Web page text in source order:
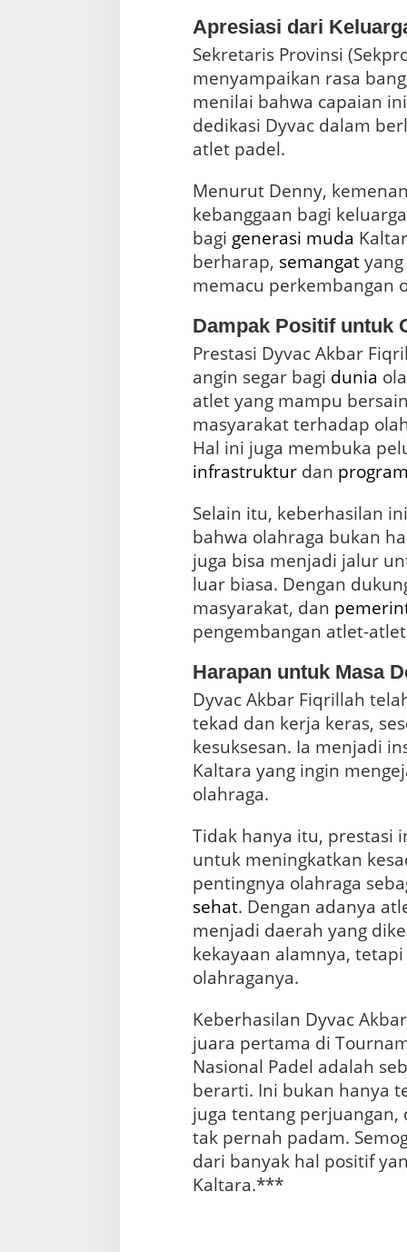
Apresiasi dari
Sekretaris Provinsi
menyampaikan rasa
menilai bahwa capaian
dedikasi Dyvac dalam
atlet padel.
Menurut Denny,
kebanggaan bagi
bagi generasi muda
berharap, semangatyang
memacu perkembangan
Dampak Positif untuk
Prestasi Dyvac Akbar
angin segar bagi dunia
atlet yang mampu
masyarakat terhadap
Hal ini juga membuka
infrastrukturdan program
Selain itu, keberhasilan
bahwa olahraga bukan
juga bisa menjadi jalur
luar biasa. Dengan
masyarakat, dan
pengembangan atlet-
Harapan untuk Masa
Dyvac Akbar Fiqrillah
tekad dan kerja keras,
kesuksesan. Ia menjadi
Kaltara yang ingin
olahraga.
Tidak hanya itu, prestasi
untuk meningkatkan
pentingnya olahraga
sehat. Dengan adanya
menjadi daerah yang
kekayaan alamnya,
olahraganya.
Keberhasilan Dyvac
juara pertama di
Nasional Padel adalah
berarti. Ini bukan hanya
juga tentang perjuangan,
tak pernah padam.
dari banyak hal positif
Kaltara.***